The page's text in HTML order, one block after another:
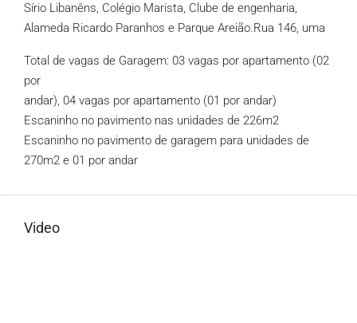
Sírio Libanêns, Colégio Marista, Clube de engenharia,
Alameda Ricardo Paranhos e Parque Areião.Rua 146, uma
Total de vagas de Garagem: 03 vagas por apartamento (02
por
andar), 04 vagas por apartamento (01 por andar)
Escaninho no pavimento nas unidades de 226m2
Escaninho no pavimento de garagem para unidades de
270m2 e 01 por andar
Video